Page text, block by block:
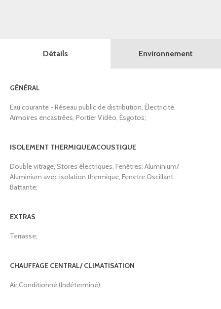
Détails
GÉNÉRAL
Eau courante - Réseau public de distribution, Électricité,
Armoires encastrées, Portier Vidéo, Esgotos;
ISOLEMENT THERMIQUE/ACOUSTIQUE
Double vitrage, Stores électriques, Fenêtres: Aluminium/
Aluminium avec isolation thermique, Fenetre Oscillant
Battante;
EXTRAS
Terrasse;
CHAUFFAGE CENTRAL/ CLIMATISATION
Air Conditionné (Indéterminé);
Environnement